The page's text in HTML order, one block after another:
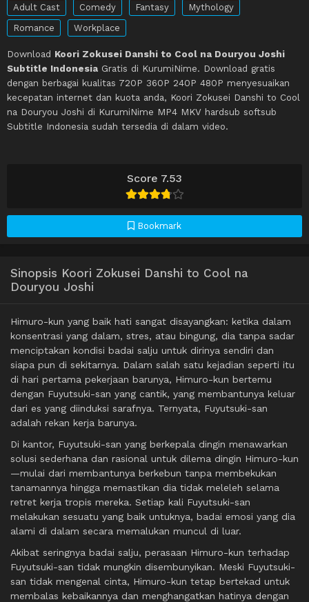
Score 7.53
Bookmark
Adult Cast Comedy Fantasy
Mythology
Romance
Workplace
Download Koori Zokusei Danshi to Cool na Douryou Joshi
Subtitle Indonesia Gratis di KurumiNime. Download gratis
dengan berbagai kualitas 720P 360P 240P 480P menyesuaikan
kecepatan internet dan kuota anda, Koori Zokusei Danshi to Cool
na Douryou Joshi di KurumiNime MP4 MKV hardsub softsub
Subtitle Indonesia sudah tersedia di dalam video.
Sinopsis Koori Zokusei Danshi to Cool na
Douryou Joshi
Himuro-kun yang baik hati sangat disayangkan: ketika dalam
konsentrasi yang dalam, stres, atau bingung, dia tanpa sadar
menciptakan kondisi badai salju untuk dirinya sendiri dan
siapa pun di sekitarnya. Dalam salah satu kejadian seperti itu
di hari pertama pekerjaan barunya, Himuro-kun bertemu
dengan Fuyutsuki-san yang cantik, yang membantunya keluar
dari es yang diinduksi sarafnya. Ternyata, Fuyutsuki-san
adalah rekan kerja barunya.
Di kantor, Fuyutsuki-san yang berkepala dingin menawarkan
solusi sederhana dan rasional untuk dilema dingin Himuro-kun
—mulai dari membantunya berkebun tanpa membekukan
tanamannya hingga memastikan dia tidak meleleh selama
retret kerja tropis mereka. Setiap kali Fuyutsuki-san
melakukan sesuatu yang baik untuknya, badai emosi yang dia
alami di dalam secara memalukan muncul di luar.
Akibat seringnya badai salju, perasaan Himuro-kun terhadap
Fuyutsuki-san tidak mungkin disembunyikan. Meski Fuyutsuki-
san tidak mengenal cinta, Himuro-kun tetap bertekad untuk
membalas kebaikannya dan menghangatkan hatinya dengan